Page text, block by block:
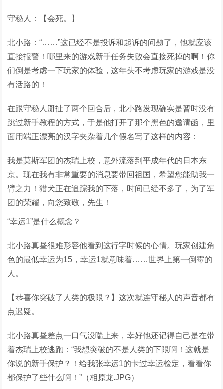
守秘人：【会死。】
北小路：“……”这已经不是投诉和起诉的问题了，他就应该
直接报警！哪里来的游戏新手任务失败会直接死掉的啊！你
们倒是考虑一下玩家的体验，这年头不考虑玩家的游戏是没
有活路的！
在跟守秘人掰扯了两个回合后，北小路发现确实是暂时没有
跳过新手教程的方式，于是他打开了那个黑色的邀请函，里
面用端正漂亮的汉字夹杂着几个假名写了这样的内容：
我是莫斯军团的杰瑞上校，意外流落到平成年代的日本东
京。现在我有非常重要的消息要带回祖国，希望您能助我一
臂之力！猎犬正在追踪我的下落，时间已经不多了，为了军
团的荣耀，向您致敬，先生！
“幸运1”是什么概念？
北小路真昼很难形容他看到这行字时候的心情。玩家创建角
色的最低幸运为15，幸运1就意味着……世界上第一倒霉的
人。
【恭喜你突破了人类的极限？】这次就连守秘人的声音都有
点迟疑。
北小路真昼差点一口气没喘上来，幸好他还记得自己是在带
着杰瑞上校逃跑：“我想突破的不是人类的下限啊！这就是
你说的新手保护？！给我张幸运1的卡过幸运检定，看看你
都保护了些什么啊！”（相原龙.JPG）